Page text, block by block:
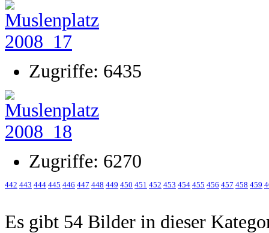
Zugriffe: 6435
Zugriffe: 6270
442 443 444 445 446 447 448 449 450 451 452 453 454 455 456 457 458 459
Es gibt 54 Bilder in dieser